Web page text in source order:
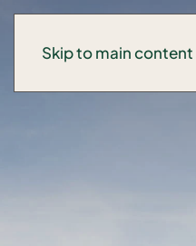
Skip to main content